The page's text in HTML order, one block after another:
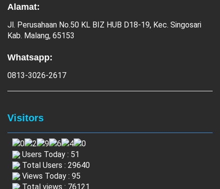
Alamat:
Jl. Perusahaan No.50 KL BIZ HUB D18-19, Kec. Singosari
Kab. Malang, 65153
Whatsapp:
0813-3026-2617
Visitors
Users Today : 51
Total Users : 29640
Views Today : 95
Total views : 76121